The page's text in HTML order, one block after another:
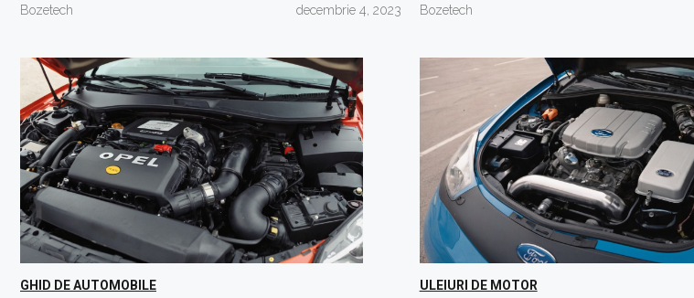
Bozetech decembrie 4, 2023 Bozetech
GHID DE AUTOMOBILE ULEIURI DE MOTOR